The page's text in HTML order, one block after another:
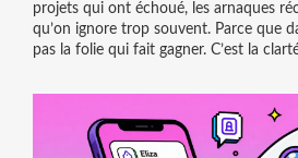
projets qui ont échoué, les arnaques
qu’on ignore trop souvent. Parce que
pas la folie qui fait gagner. C’est la